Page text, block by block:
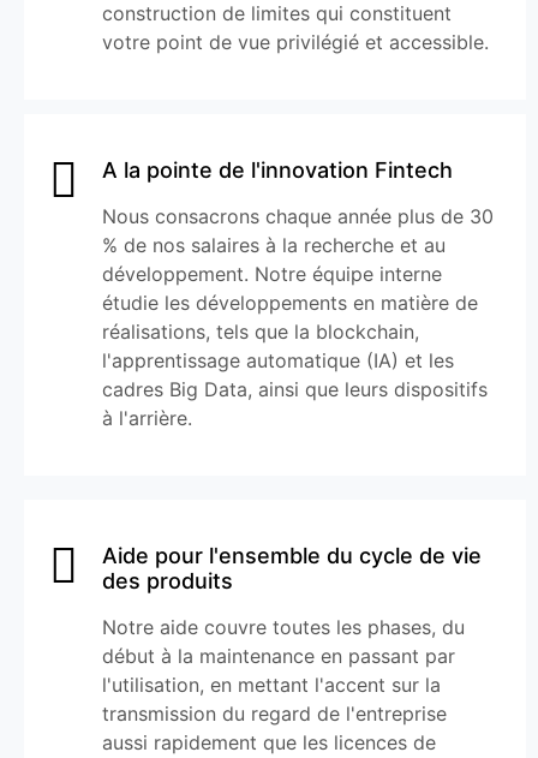
construction de limites qui constituent
votre point de vue privilégié et accessible.
A la pointe de l'innovation Fintech
Nous consacrons chaque année plus de 30
% de nos salaires à la recherche et au
développement. Notre équipe interne
étudie les développements en matière de
réalisations, tels que la blockchain,
l'apprentissage automatique (IA) et les
cadres Big Data, ainsi que leurs dispositifs
à l'arrière.
Aide pour l'ensemble du cycle de vie
des produits
Notre aide couvre toutes les phases, du
début à la maintenance en passant par
l'utilisation, en mettant l'accent sur la
transmission du regard de l'entreprise
aussi rapidement que les licences de